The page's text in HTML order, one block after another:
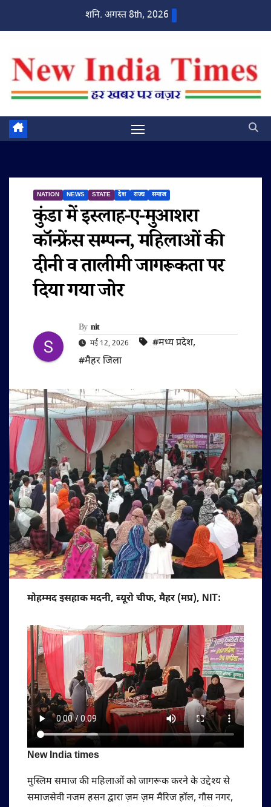
शनि. अगस्त 8th, 2026
NATION NEWS STATE देश राज्य समाज
कुंडा में इस्लाह-ए-मुआशरा
कॉन्फ्रेंस सम्पन्न, महिलाओं की
दीनी व तालीमी जागरूकता पर
दिया गया जोर
By nit
मई 12, 2026 #मध्य प्रदेश,
#मैहर जिला
मोहम्मद इसहाक मदनी, ब्यूरो चीफ, मैहर (मप्र), NIT:
New India times
मुस्लिम समाज की महिलाओं को जागरूक करने के उद्देश्य से
समाजसेवी नजम हसन द्वारा ज़म ज़म मैरिज हॉल, गौस नगर,